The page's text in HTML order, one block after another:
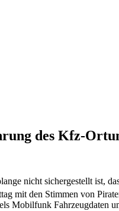
des Kfz-
nicht sichergestellt ist,
mit den Stimmen von
Mobilfunk Fahrzeugdaten